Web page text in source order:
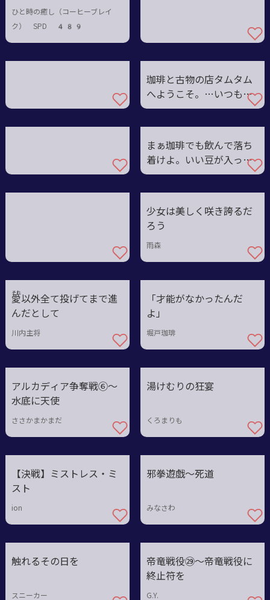
ゃ見えるものも見えなく
なるぜ。』
ひと時の癒し（コーヒーブレイ
ク） SPD 489
珈琲と古物の店タムタム
へようこそ。…いつもの
かい？
まぁ珈琲でも飲んで落ち
着けよ。いい豆が入った
んだ
少女は美しく咲き誇るだ
ろう
雨森
愛
それ
以外全て投げてまで進
んだとして
川内主将
「才能がなかったんだ
よ」
堀戸珈琲
アルカディア争奪戦⑥〜
水底に天使
ささかまかまだ
湯けむりの狂宴
くろまりも
【決戦】ミストレス・ミ
スト
ion
邪拳遊戯～死道
みなさわ
触れるその日を
スニーカー
帝竜戦役㉙〜帝竜戦役に
終止符を
G.Y.